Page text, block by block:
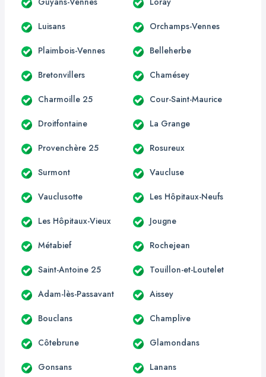
Luisans Orchamps-Vennes
Plaimbois-Vennes Belleherbe
Bretonvillers Chamésey
Charmoille 25 Cour-Saint-Maurice
Droitfontaine La Grange
Provenchère 25 Rosureux
Surmont Vaucluse
Vauclusotte Les Hôpitaux-Neufs
Les Hôpitaux-Vieux Jougne
Métabief Rochejean
Saint-Antoine 25 Touillon-et-Loutelet
Adam-lès-Passavant Aissey
Bouclans Champlive
Côtebrune Glamondans
Gonsans Lanans